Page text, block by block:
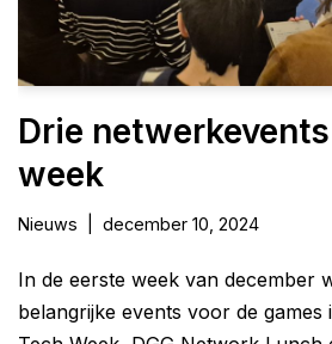
Drie
week
Nieuws december 10, 2024
In de eerste week van december
belangrijke events voor de games